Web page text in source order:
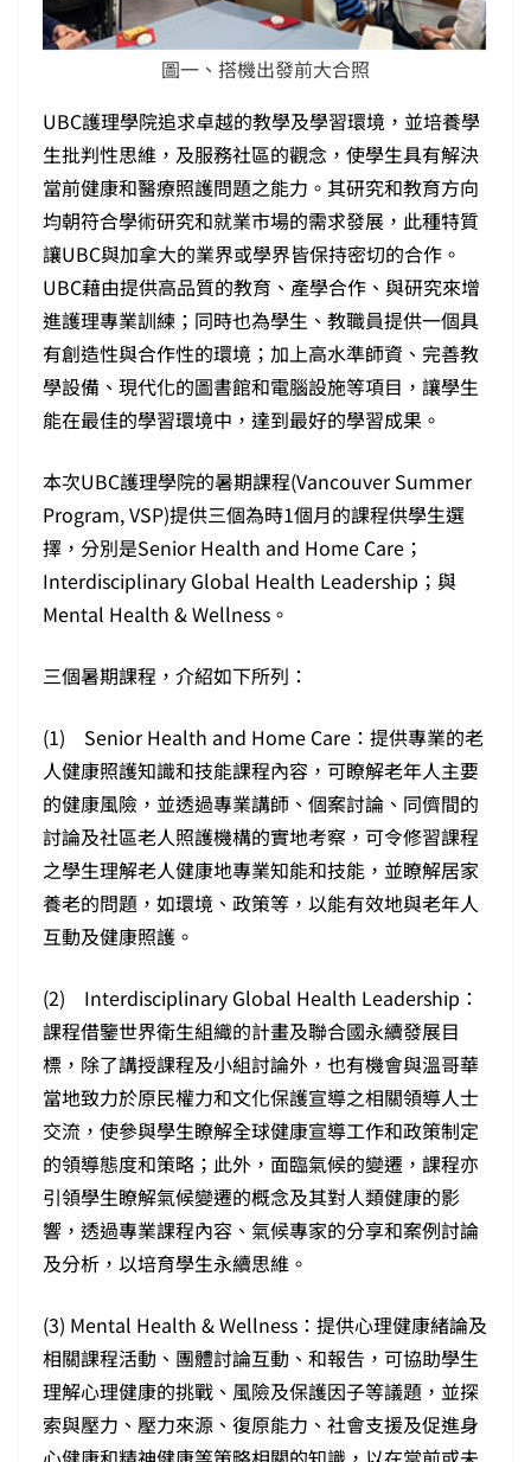
圖一、搭機出發前大合照
UBC護理學院追求卓越的教學及學習環境，並培養學
生批判性思維，及服務社區的觀念，使學生具有解決
當前健康和醫療照護問題之能力。其研究和教育方向
均朝符合學術研究和就業市場的需求發展，此種特質
讓UBC與加拿大的業界或學界皆保持密切的合作。
UBC藉由提供高品質的教育、產學合作、與研究來增
進護理專業訓練；同時也為學生、教職員提供一個具
有創造性與合作性的環境；加上高水準師資、完善教
學設備、現代化的圖書館和電腦設施等項目，讓學生
能在最佳的學習環境中，達到最好的學習成果。
本次UBC護理學院的暑期課程(Vancouver Summer
Program, VSP)提供三個為時1個月的課程供學生選
擇，分別是Senior Health and Home Care；
Interdisciplinary Global Health Leadership；與
Mental Health & Wellness。
三個暑期課程，介紹如下所列：
(1) Senior Health and Home Care：提供專業的老
人健康照護知識和技能課程內容，可瞭解老年人主要
的健康風險，並透過專業講師、個案討論、同儕間的
討論及社區老人照護機構的實地考察，可令修習課程
之學生理解老人健康地專業知能和技能，並瞭解居家
養老的問題，如環境、政策等，以能有效地與老年人
互動及健康照護。
(2) Interdisciplinary Global Health Leadership：
課程借鑒世界衛生組織的計畫及聯合國永續發展目
標，除了講授課程及小組討論外，也有機會與溫哥華
當地致力於原民權力和文化保護宣導之相關領導人士
交流，使參與學生瞭解全球健康宣導工作和政策制定
的領導態度和策略；此外，面臨氣候的變遷，課程亦
引領學生瞭解氣候變遷的概念及其對人類健康的影
響，透過專業課程內容、氣候專家的分享和案例討論
及分析，以培育學生永續思維。
(3) Mental Health & Wellness：提供心理健康緒論及
相關課程活動、團體討論互動、和報告，可協助學生
理解心理健康的挑戰、風險及保護因子等議題，並探
索與壓力、壓力來源、復原能力、社會支援及促進身